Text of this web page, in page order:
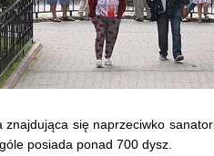
się naprzeciwko
posiada ponad 700 dysz.